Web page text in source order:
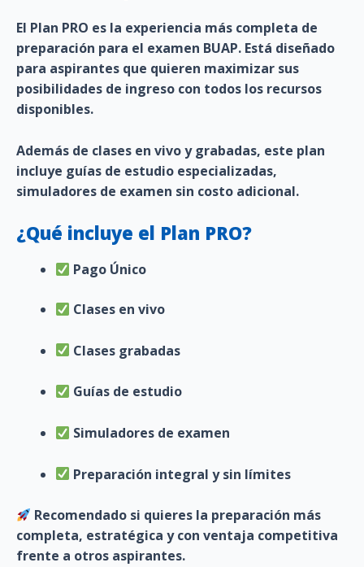
El Plan PRO es la experiencia más completa de
preparación para el examen BUAP. Está diseñado
para aspirantes que quieren maximizar sus
posibilidades de ingreso con todos los recursos
disponibles.
Además de clases en vivo y grabadas, este plan
incluye guías de estudio especializadas,
simuladores de examen sin costo adicional.
¿Qué incluye el Plan PRO?
Pago Único
Clases en vivo
Clases grabadas
Guías de estudio
Simuladores de examen
Preparación integral y sin límites
Recomendado si quieres la preparación más
completa, estratégica y con ventaja competitiva
frente a otros aspirantes.